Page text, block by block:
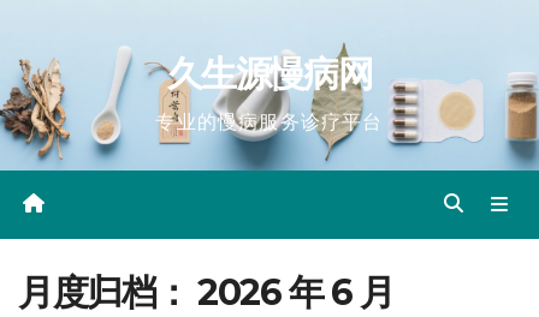
content
久生源慢病网
专业的慢病服务诊疗平台
月度归档： 2026 年 6 月